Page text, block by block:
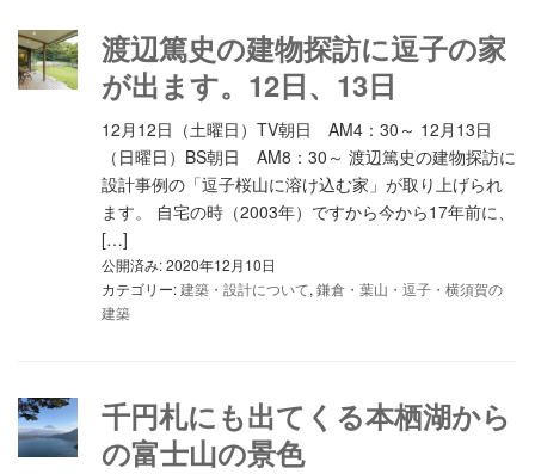
渡辺篤史の建物探訪に逗子の家
が出ます。12日、13日
12月12日（土曜日）TV朝日 AM4：30～ 12月13日
（日曜日）BS朝日 AM8：30～ 渡辺篤史の建物探訪に
設計事例の「逗子桜山に溶け込む家」が取り上げられ
ます。 自宅の時（2003年）ですから今から17年前に、
[…]
公開済み: 2020年12月10日
カテゴリー:建築・設計について, 鎌倉・葉山・逗子・横須賀の
建築
千円札にも出てくる本栖湖から
の富士山の景色